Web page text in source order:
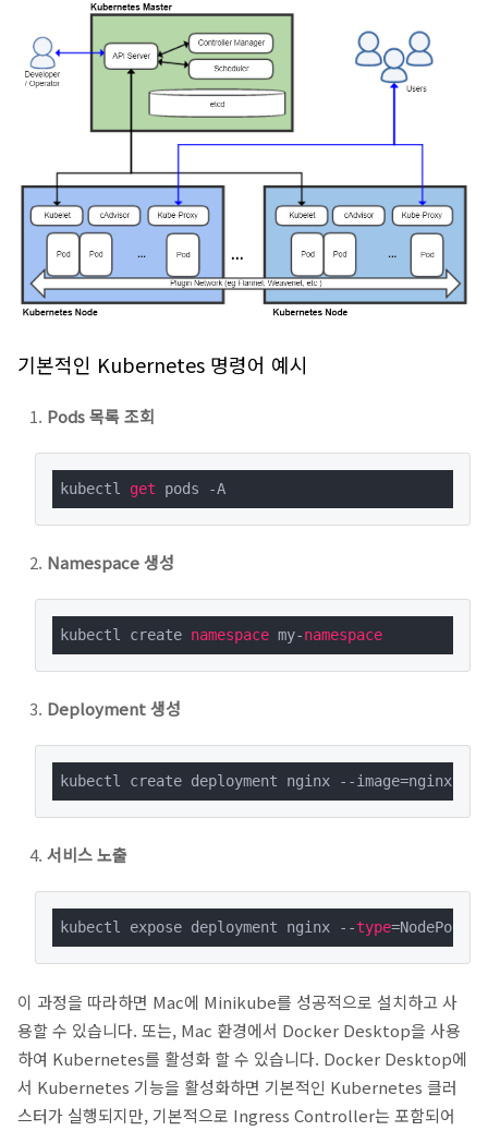
기본적인 Kubernetes 명령어 예시
Pods 목록 조회
kubectl get pods -A
Namespace 생성
kubectl create namespace my-namespace
Deployment 생성
kubectl create deployment nginx --image=nginx --
서비스 노출
kubectl expose deployment nginx --type=NodePort
이 과정을 따라하면 Mac에 Minikube를 성공적으로 설치하고 사
용할 수 있습니다. 또는, Mac 환경에서 Docker Desktop을 사용
하여 Kubernetes를 활성화 할 수 있습니다. Docker Desktop에
서 Kubernetes 기능을 활성화하면 기본적인 Kubernetes 클러
스터가 실행되지만, 기본적으로 Ingress Controller는 포함되어